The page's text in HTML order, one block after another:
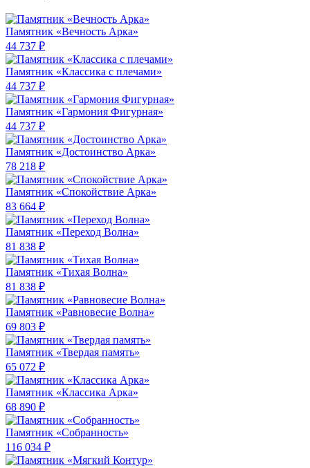
Памятник «Вечность Арка»
44 737 ₽
Памятник «Классика c плечами»
44 737 ₽
Памятник «Гармония Фигурная»
44 737 ₽
Памятник «Достоинство Арка»
78 218 ₽
Памятник «Спокойствие Арка»
83 664 ₽
Памятник «Переход Волна»
81 838 ₽
Памятник «Тихая Волна»
81 838 ₽
Памятник «Равновесие Волна»
69 803 ₽
Памятник «Твердая память»
65 072 ₽
Памятник «Классика Арка»
68 890 ₽
Памятник «Собранность»
116 034 ₽